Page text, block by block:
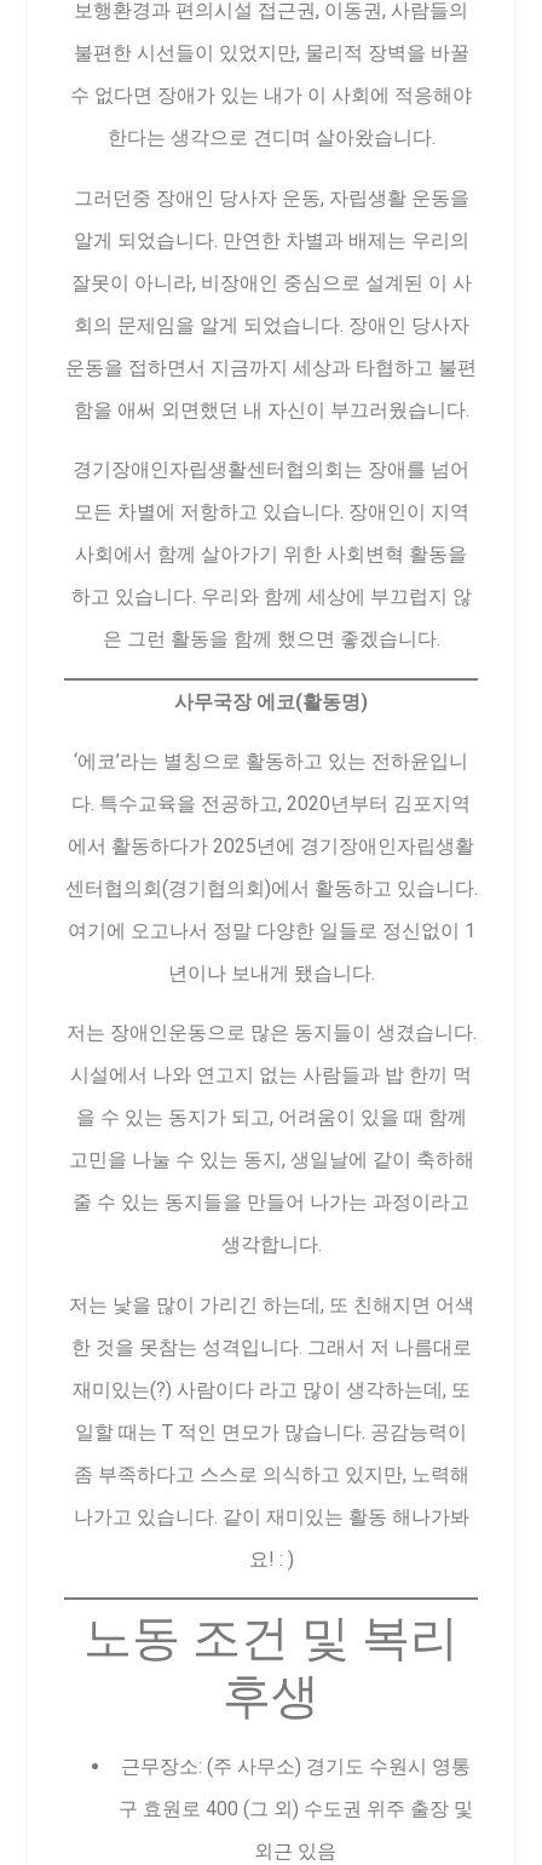
보행환경과 편의시설 접근권, 이동권, 사람들의
불편한 시선들이 있었지만, 물리적 장벽을 바꿀
수 없다면 장애가 있는 내가 이 사회에 적응해야
한다는 생각으로 견디며 살아왔습니다.
그러던중 장애인 당사자 운동, 자립생활 운동을
알게 되었습니다. 만연한 차별과 배제는 우리의
잘못이 아니라, 비장애인 중심으로 설계된 이 사
회의 문제임을 알게 되었습니다. 장애인 당사자
운동을 접하면서 지금까지 세상과 타협하고 불편
함을 애써 외면했던 내 자신이 부끄러웠습니다.
경기장애인자립생활센터협의회는 장애를 넘어
모든 차별에 저항하고 있습니다. 장애인이 지역
사회에서 함께 살아가기 위한 사회변혁 활동을
하고 있습니다. 우리와 함께 세상에 부끄럽지 않
은 그런 활동을 함께 했으면 좋겠습니다.
사무국장 에코(활동명)
‘에코’라는 별칭으로 활동하고 있는 전하윤입니
다. 특수교육을 전공하고, 2020년부터 김포지역
에서 활동하다가 2025년에 경기장애인자립생활
센터협의회(경기협의회)에서 활동하고 있습니다.
여기에 오고나서 정말 다양한 일들로 정신없이 1
년이나 보내게 됐습니다.
저는 장애인운동으로 많은 동지들이 생겼습니다.
시설에서 나와 연고지 없는 사람들과 밥 한끼 먹
을 수 있는 동지가 되고, 어려움이 있을 때 함께
고민을 나눌 수 있는 동지, 생일날에 같이 축하해
줄 수 있는 동지들을 만들어 나가는 과정이라고
생각합니다.
저는 낯을 많이 가리긴 하는데, 또 친해지면 어색
한 것을 못참는 성격입니다. 그래서 저 나름대로
재미있는(?) 사람이다 라고 많이 생각하는데, 또
일할 때는 T 적인 면모가 많습니다. 공감능력이
좀 부족하다고 스스로 의식하고 있지만, 노력해
나가고 있습니다. 같이 재미있는 활동 해나가봐
요! : )
노동 조건 및 복리
후생
근무장소: (주 사무소) 경기도 수원시 영통
구 효원로 400 (그 외) 수도권 위주 출장 및
외근 있음